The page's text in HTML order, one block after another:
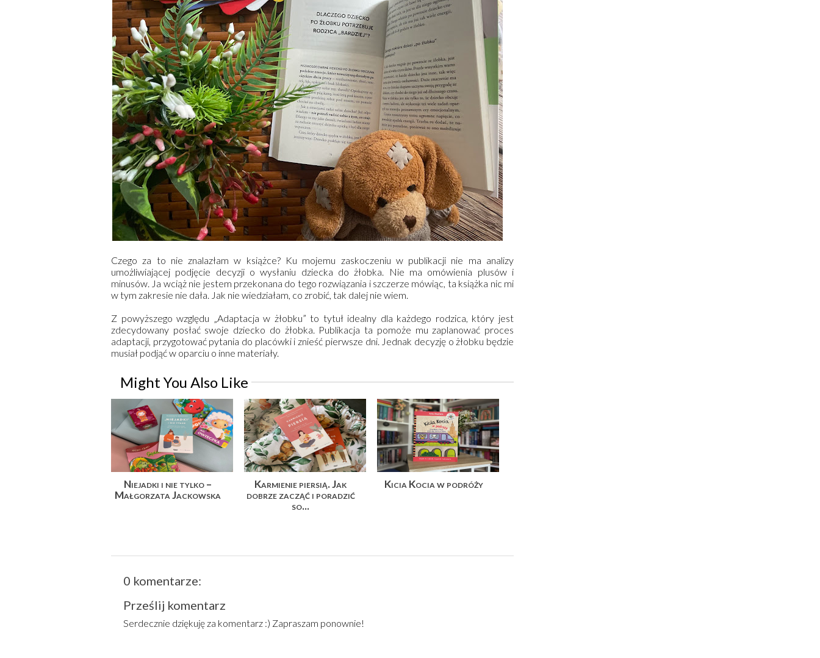
Czego za to nie znalazłam w książce? Ku mojemu zaskoczeniu w publikacji nie ma analizy
umożliwiającej podjęcie decyzji o wysłaniu dziecka do żłobka. Nie ma omówienia plusów i
minusów. Ja wciąż nie jestem przekonana do tego rozwiązania i szczerze mówiąc, ta książka nic mi
w tym zakresie nie dała. Jak nie wiedziałam, co zrobić, tak dalej nie wiem.
Z powyższego względu „Adaptacja w żłobku” to tytuł idealny dla każdego rodzica, który jest
zdecydowany posłać swoje dziecko do żłobka. Publikacja ta pomoże mu zaplanować proces
adaptacji, przygotować pytania do placówki i znieść pierwsze dni. Jednak decyzję o żłobku będzie
musiał podjąć w oparciu o inne materiały.
Might You Also Like
Niejadki i nie tylko –
Małgorzata Jackowska
Karmienie piersią. Jak
dobrze zacząć i poradzić
so...
Kicia Kocia w podróży
0 komentarze:
Prześlij komentarz
Serdecznie dziękuję za komentarz :) Zapraszam ponownie!